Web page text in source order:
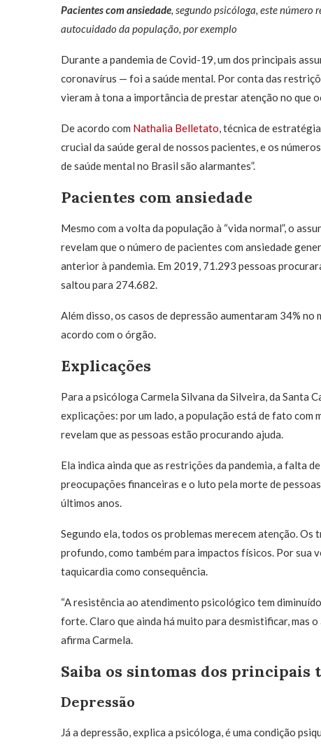
Pacientes com ansiedade, segundo psicóloga, este número
autocuidado da população, por exemplo
Durante a pandemia de Covid-19, um dos principais
coronavírus — foi a saúde mental. Por conta das
vieram à tona a importância de prestar atenção no que
De acordo com Nathalia Belletato, técnica de
crucial da saúde geral de nossos pacientes, e os
de saúde mental no Brasil são alarmantes”.
Pacientes com ansiedade
Mesmo com a volta da população à “vida normal”, o
revelam que o número de pacientes com ansiedade
anterior à pandemia. Em 2019, 71.293 pessoas
saltou para 274.682.
Além disso, os casos de depressão aumentaram 34%
acordo com o órgão.
Explicações
Para a psicóloga Carmela Silvana da Silveira, da Santa
explicações: por um lado, a população está de fato com
revelam que as pessoas estão procurando ajuda.
Ela indica ainda que as restrições da pandemia, a falta
preocupações financeiras e o luto pela morte de
últimos anos.
Segundo ela, todos os problemas merecem atenção.
profundo, como também para impactos físicos. Por sua
taquicardia como consequência.
“A resistência ao atendimento psicológico tem
forte. Claro que ainda há muito para desmistificar, mas
afirma Carmela.
Saiba os sintomas dos
Depressão
Já a depressão, explica a psicóloga, é uma condição